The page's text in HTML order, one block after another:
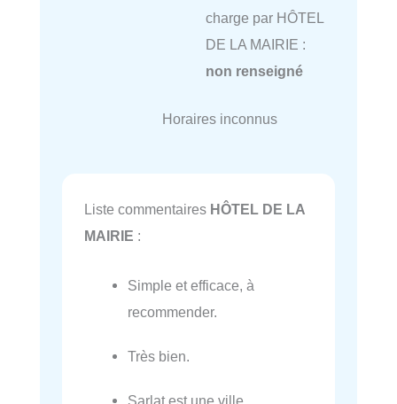
charge par HÔTEL
DE LA MAIRIE :
non renseigné
Horaires inconnus
Liste commentaires HÔTEL DE LA
MAIRIE :
Simple et efficace, à
recommender.
Très bien.
Sarlat est une ville